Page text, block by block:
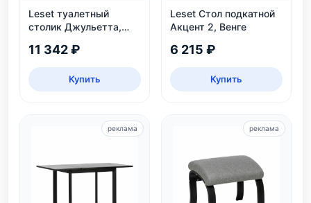
Leset туалетный
столик Джульетта,
11 342 ₽
Купить
Leset Стол подкатной
Акцент 2, Венге
6 215 ₽
Купить
реклама реклама